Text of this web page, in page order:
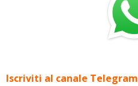
Iscriviti al canale Telegram